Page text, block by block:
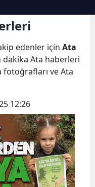
edenler için Ata
dakika Ata haberleri
fotoğrafları ve Ata
12:26